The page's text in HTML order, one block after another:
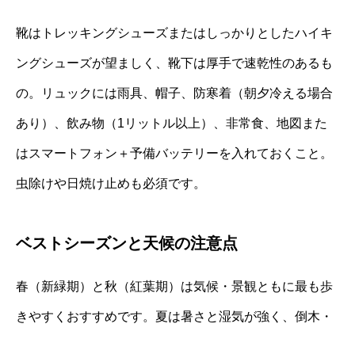
靴はトレッキングシューズまたはしっかりとしたハイキ
ングシューズが望ましく、靴下は厚手で速乾性のあるも
の。リュックには雨具、帽子、防寒着（朝夕冷える場合
あり）、飲み物（1リットル以上）、非常食、地図また
はスマートフォン＋予備バッテリーを入れておくこと。
虫除けや日焼け止めも必須です。
ベストシーズンと天候の注意点
春（新緑期）と秋（紅葉期）は気候・景観ともに最も歩
きやすくおすすめです。夏は暑さと湿気が強く、倒木・